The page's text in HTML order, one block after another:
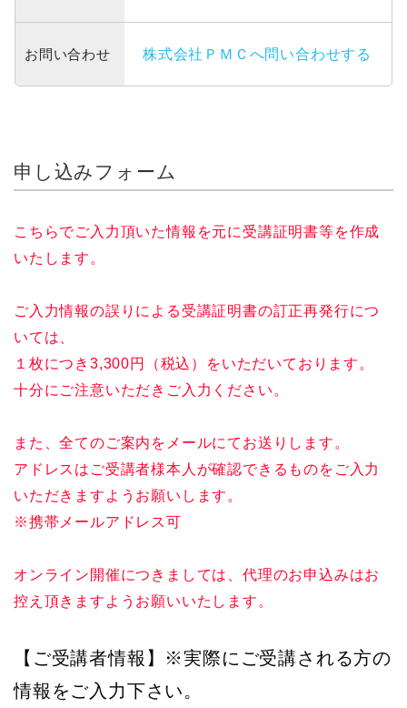
お問い合わせ 株式会社ＰＭＣへ問い合わせする
申し込みフォーム
こちらでご入力頂いた情報を元に受講証明書等を作成
いたします。
ご入力情報の誤りによる受講証明書の訂正再発行につ
いては、
１枚につき3,300円（税込）をいただいております。
十分にご注意いただきご入力ください。
また、全てのご案内をメールにてお送りします。
アドレスはご受講者様本人が確認できるものをご入力
いただきますようお願いします。
※携帯メールアドレス可
オンライン開催につきましては、代理のお申込みはお
控え頂きますようお願いいたします。
【ご受講者情報】※実際にご受講される方の
情報をご入力下さい。